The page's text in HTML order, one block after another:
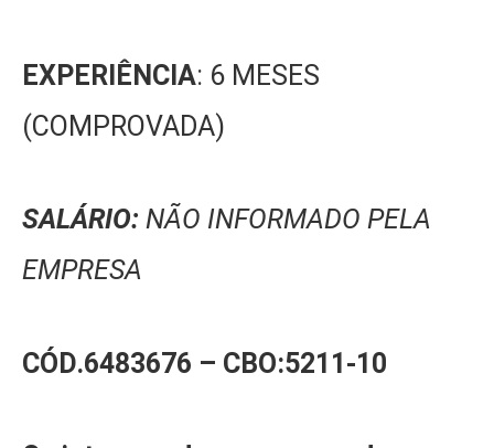
EXPERIÊNCIA: 6 MESES
(COMPROVADA)
SALÁRIO: NÃO INFORMADO PELA
EMPRESA
CÓD.6483676 – CBO:5211-10